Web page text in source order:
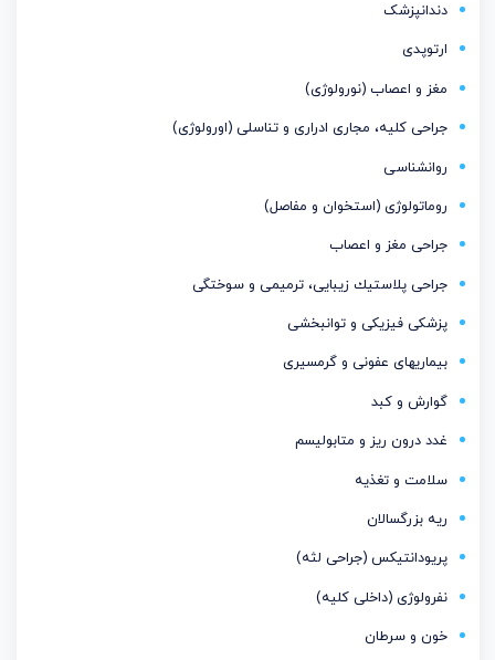
دندانپزشک
ارتوپدی
مغز و اعصاب (نورولوژی)
جراحی کلیه، مجاری ادراری و تناسلی (اورولوژی)
روانشناسی
روماتولوژی (استخوان و مفاصل)
جراحی مغز و اعصاب
جراحی پلاستیك زیبایی، ترمیمی و سوختگی
پزشکی فیزیکی و توانبخشی
بیماریهای عفونی و گرمسیری
گوارش و کبد
غدد درون ریز و متابولیسم
سلامت و تغذیه
ریه بزرگسالان
پریودانتیكس (جراحی لثه)
نفرولوژی (داخلی کلیه)
خون و سرطان